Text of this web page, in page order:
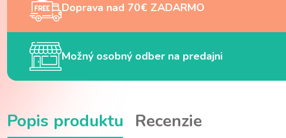
Doprava nad 70€ ZADARMO
Možný osobný odber na predajni
Popis produktu Recenzie